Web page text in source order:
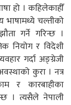
हो । कहिलेकाहीँ
भाषामध्ये चल्तीको
गर्ने गरिन्छ ।
नियोग र विदेशी
गर्दा अङ्ग्रेजी
कुरा । नत्र
र कारबाहीका
। त्यसैले नेपाली